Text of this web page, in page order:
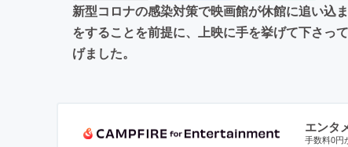
新型コロナの感染対策で映画館が休館に追い込
をすることを前提に、上映に手を挙げて下さっ
げました。
エンタ
手数料0円